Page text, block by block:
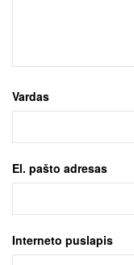
Vardas
El. pašto adresas
Interneto puslapis